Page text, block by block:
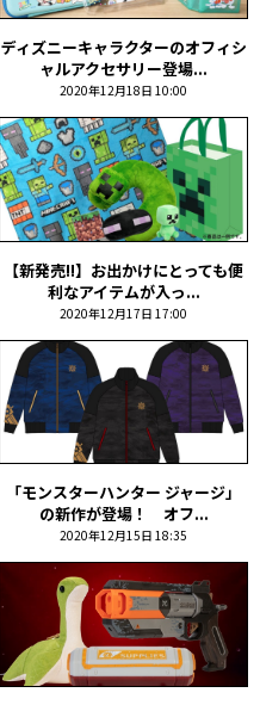
ディズニーキャラクターのオフィシ
ャルアクセサリー登場...
2020年12月18日 10:00
【新発売!!】お出かけにとっても便
利なアイテムが入っ...
2020年12月17日 17:00
「モンスターハンター ジャージ」
の新作が登場！ オフ...
2020年12月15日 18:35